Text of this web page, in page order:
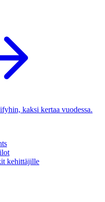
kaksi kertaa vuodessa.
kehittäjille